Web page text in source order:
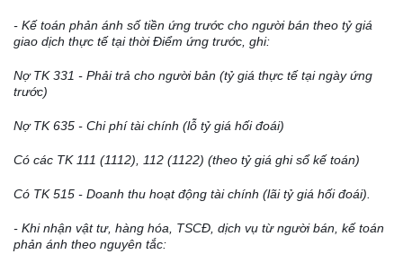
- Kế toán phản ánh sốtiền ứng trước cho người bán theo tỷ giá
giao dịch thực tế tại thời Điểm ứng trước, ghi:
Nợ TK 331 - Phải trả cho người bản (tỷ giá thực tế tại ngày ứng
trước)
Nợ TK 635 - Chiphítài chính (lỗ tỷ giá hối đoái)
Có các TK111 (1112), 112 (1122) (theo tỷ giá ghisổ kếtoán)
Có TK 515 - Doanh thu hoạt động tài chính (lãi tỷ giá hối đoái).
- Khi nhận vật tư, hàng hóa, TSCĐ, dịch vụ từ người bán, kế toán
phản ánh theo nguyên tắc: